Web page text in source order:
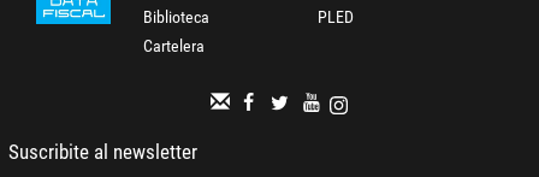
Biblioteca
Cartelera
PLED
Suscribite al newsletter